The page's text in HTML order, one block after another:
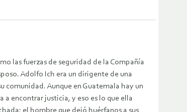
las fuerzas de seguridad de la Compañía
Adolfo Ich era un dirigente de una
comunidad. Aunque en Guatemala hay un
a encontrar justicia, y eso es lo que ella